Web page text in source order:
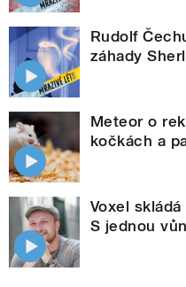
Rudolf
záhady
Meteor o
kočkách a
Voxel
S jednou